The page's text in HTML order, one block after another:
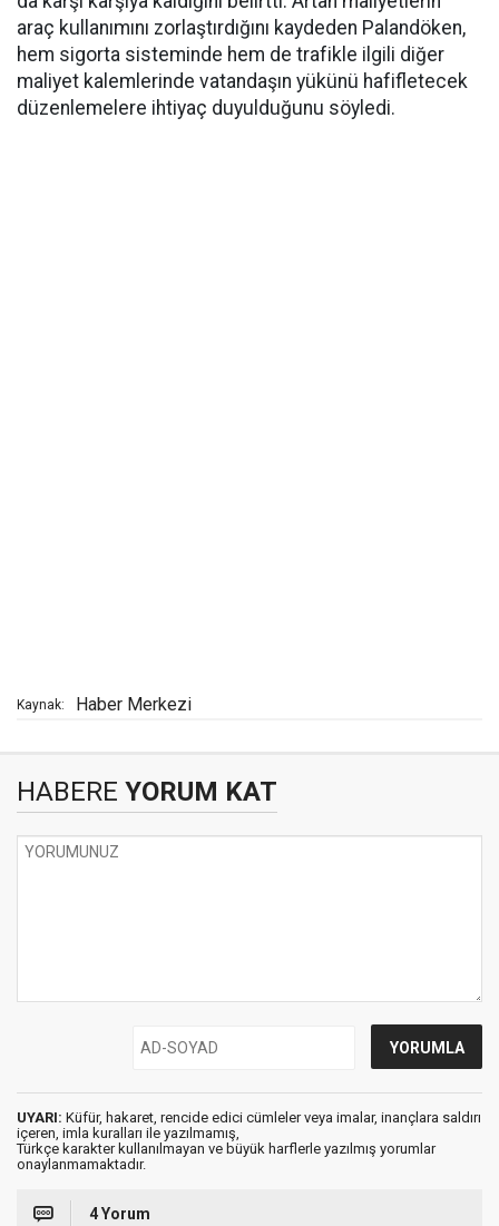
araç kullanımını zorlaştırdığını kaydeden Palandöken,
hem sigorta sisteminde hem de trafikle ilgili diğer
maliyet kalemlerinde vatandaşın yükünü hafifletecek
düzenlemelere ihtiyaç duyulduğunu söyledi.
Kaynak: Haber Merkezi
HABERE YORUM KAT
UYARI: Küfür, hakaret, rencide edici cümleler veya imalar, inançlara saldırı
içeren, imla kuralları ile yazılmamış,
Türkçe karakter kullanılmayan ve büyük harflerle yazılmış yorumlar
onaylanmamaktadır.
4 Yorum